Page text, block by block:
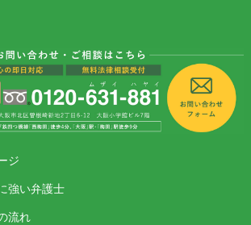
ジ
強い弁護士
流れ